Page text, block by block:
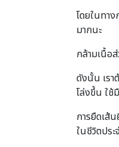
โดยในทา
มากนะ
กล้ามเนื้อ
ดังนั้น เรา
โล่งขึ้น ใช้
การยืดเส้
ในชีวิตปร